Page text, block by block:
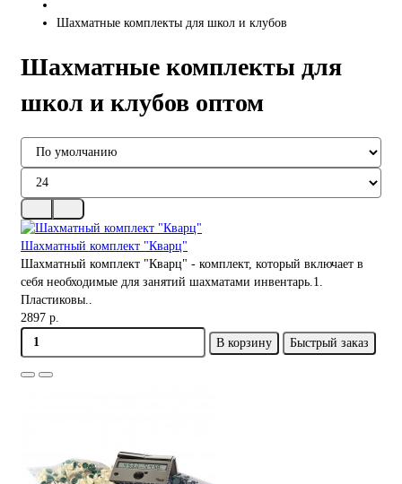
Шахматные комплекты для школ и клубов
Шахматные комплекты для
школ и клубов оптом
Шахматный комплект "Кварц"
Шахматный комплект "Кварц" - комплект, который включает в
себя необходимые для занятий шахматами инвентарь.1.
Пластиковы..
2897 р.
В корзину
Быстрый заказ